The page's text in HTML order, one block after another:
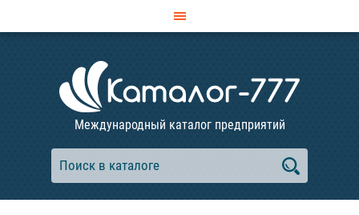
Международный каталог предприятий